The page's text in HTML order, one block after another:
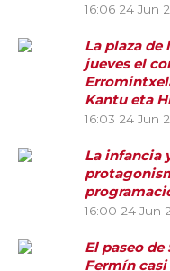
16:06 24 Jun
La plaza de
jueves el
Kantu eta
16:03 24 Jun
La infancia
16:00 24 Jun
El paseo de
Fermín